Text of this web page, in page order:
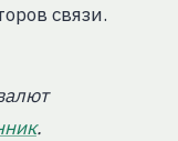
связи.
.